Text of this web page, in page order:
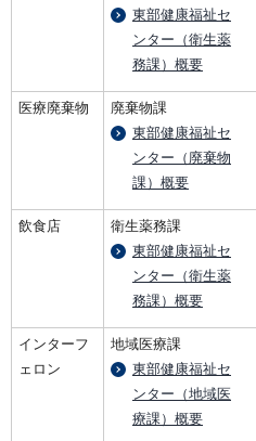
東部健康福祉セ
ンター（衛生薬
務課）概要
医療廃棄物
廃棄物課
東部健康福祉セ
ンター（廃棄物
課）概要
飲食店
衛生薬務課
東部健康福祉セ
ンター（衛生薬
務課）概要
インターフ
ェロン
地域医療課
東部健康福祉セ
ンター（地域医
療課）概要